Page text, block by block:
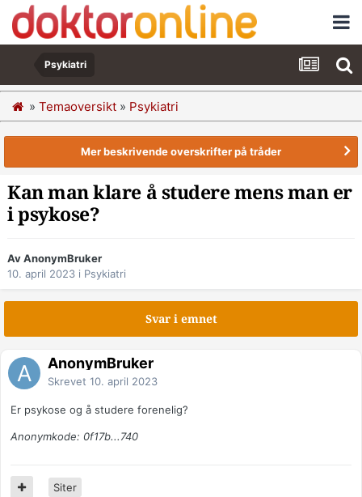
Psykiatri
» Temaoversikt » Psykiatri
Mer beskrivende overskrifter på tråder
Kan man klare å studere mens man er
i psykose?
Av AnonymBruker
10. april 2023 i Psykiatri
Svar i emnet
AnonymBruker
Skrevet 10. april 2023
Er psykose og å studere forenelig?
Anonymkode: 0f17b...740
Siter